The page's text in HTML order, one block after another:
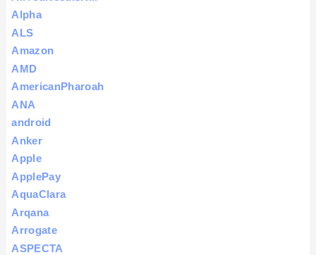
Alpha
ALS
Amazon
AMD
AmericanPharoah
ANA
android
Anker
Apple
ApplePay
AquaClara
Arqana
Arrogate
ASPECTA